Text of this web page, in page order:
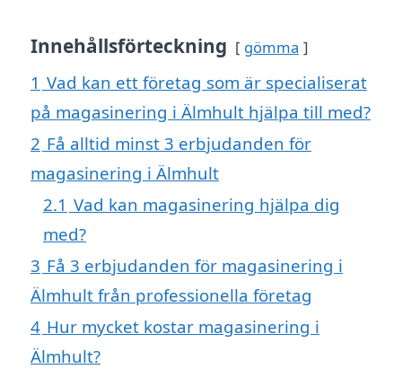
Innehållsförteckning gömma
1 Vad kan ett företag som är specialiserat
på magasinering i Älmhult hjälpa till med?
2 Få alltid minst 3 erbjudanden för
magasinering i Älmhult
2.1 Vad kan magasinering hjälpa dig
med?
3 Få 3 erbjudanden för magasinering i
Älmhult från professionella företag
4 Hur mycket kostar magasinering i
Älmhult?